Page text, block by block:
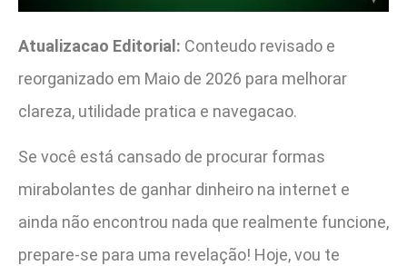
Atualizacao Editorial: Conteudo revisado e
reorganizado em Maio de 2026 para melhorar
clareza, utilidade pratica e navegacao.
Se você está cansado de procurar formas
mirabolantes de ganhar dinheiro na internet e
ainda não encontrou nada que realmente funcione,
prepare-se para uma revelação! Hoje, vou te